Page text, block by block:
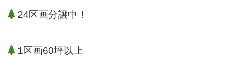
24区画分譲中！
1区画60坪以上